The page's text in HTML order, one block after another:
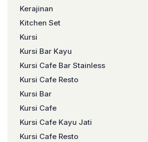
Kerajinan
Kitchen Set
Kursi
Kursi Bar Kayu
Kursi Cafe Bar Stainless
Kursi Cafe Resto
Kursi Bar
Kursi Cafe
Kursi Cafe Kayu Jati
Kursi Cafe Resto